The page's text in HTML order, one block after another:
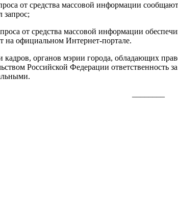
от средства массовой информации
запрос;
от средства массовой информации
на официальном Интернет-портале.
органов мэрии города, обладающих
Российской Федерации